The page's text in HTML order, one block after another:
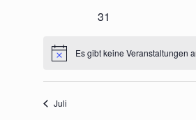
0
31
HinweisEs gibt keine Veranstaltungen
Juli